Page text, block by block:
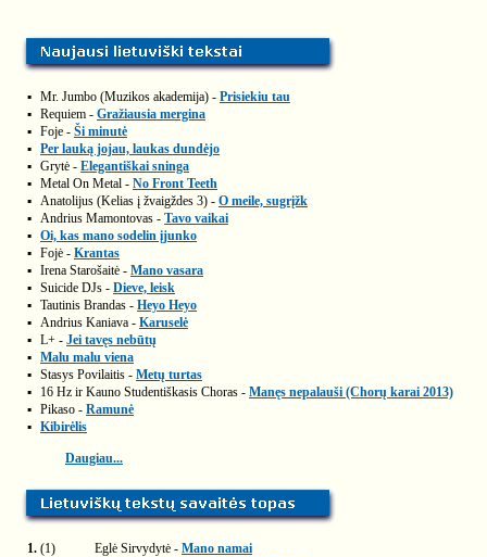
▪ Mr. Jumbo (Muzikos akademija) - Prisiekiu tau
▪ Requiem - Gražiausia mergina
▪ Foje - Ši minutė
▪ Per lauką jojau, laukas dundėjo
▪ Grytė - Elegantiškai sninga
▪ Metal On Metal - No Front Teeth
▪ Anatolijus (Kelias į žvaigždes 3) - O meile, sugrįžk
▪ Andrius Mamontovas - Tavo vaikai
▪ Oi, kas mano sodelin įjunko
▪ Fojė - Krantas
▪ Irena Starošaitė - Mano vasara
▪ Suicide DJs - Dieve, leisk
▪ Tautinis Brandas - Heyo Heyo
▪ Andrius Kaniava - Karuselė
▪ L+ - Jei tavęs nebūtų
▪ Malu malu viena
▪ Stasys Povilaitis - Metų turtas
▪
16 Hz ir Kauno Studentiškasis Choras - Manęs nepalauši (Chorų karai 2013)
▪ Pikaso - Ramunė
▪ Kibirėlis
Daugiau...
1. (1) Eglė Sirvydytė - Mano namai